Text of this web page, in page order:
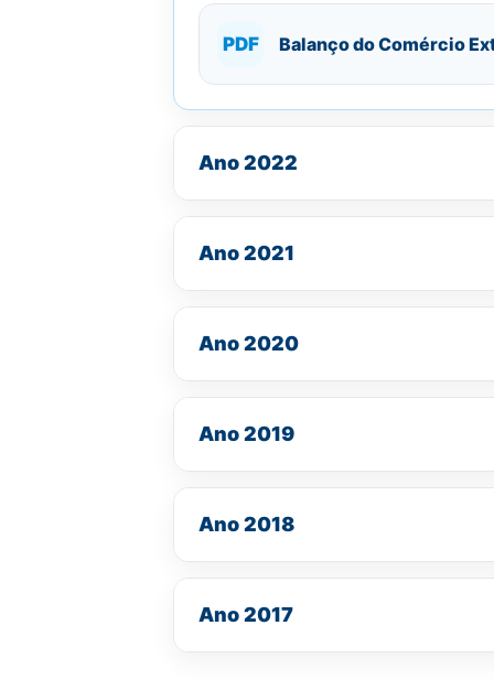
PDF Balanço do Comércio
Ano 2022
Ano 2021
Ano 2020
Ano 2019
Ano 2018
Ano 2017